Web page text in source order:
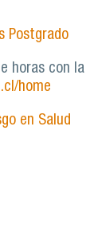
Postgrado
horas con la
home
en Salud